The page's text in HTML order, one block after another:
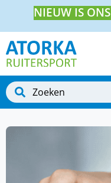
NIEUW IS ONS